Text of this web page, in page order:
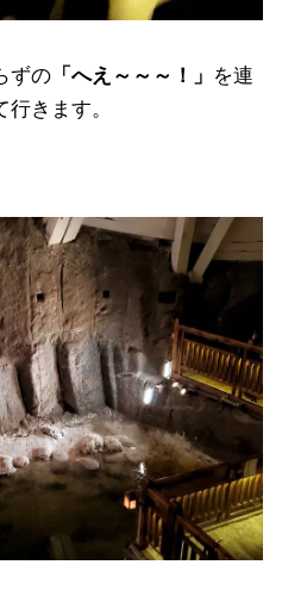
ずの 「へえ～～～！」 を連
きます。